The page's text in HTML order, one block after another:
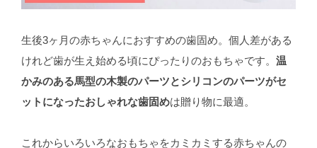
生後3ヶ月の赤ちゃんにおすすめの歯固め。個人差がある
けれど歯が生え始める頃にぴったりのおもちゃです。 温
かみのある馬型の木製のパーツとシリコンのパーツがセ
ットになったおしゃれな歯固めは贈り物に最適。
これからいろいろなおもちゃをカミカミする赤ちゃんの